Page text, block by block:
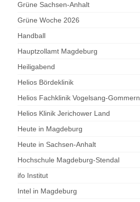
Grüne Sachsen-Anhalt
Grüne Woche 2026
Handball
Hauptzollamt Magdeburg
Heiligabend
Helios Bördeklinik
Helios Fachklinik Vogelsang-Gommern
Helios Klinik Jerichower Land
Heute in Magdeburg
Heute in Sachsen-Anhalt
Hochschule Magdeburg-Stendal
ifo Institut
Intel in Magdeburg